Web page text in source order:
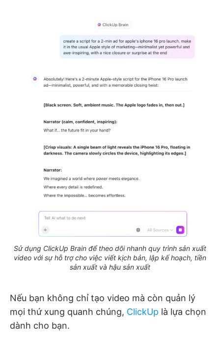
Sử dụng ClickUp Brain để theo dõi nhanh quy trình sản xuất
video với sự hỗ trợ cho việc viết kịch bản, lập kế hoạch, tiền
sản xuất và hậu sản xuất
Nếu bạn không chỉ tạo video mà còn quản lý
mọi thứ xung quanh chúng, ClickUp là lựa chọn
dành cho bạn.